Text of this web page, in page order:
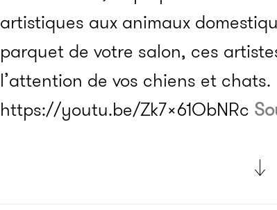
artistiques aux animaux
parquet de votre salon, ces
l’attention de vos chiens et chats.
https://youtu.be/Zk7x61ObNRc